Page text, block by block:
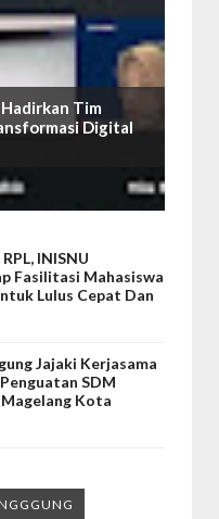
Tim
Digital
INISNU
Fasilitasi Mahasiswa
Lulus Cepat Dan
Jajaki Kerjasama
SDM
Kota